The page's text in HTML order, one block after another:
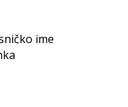
ime